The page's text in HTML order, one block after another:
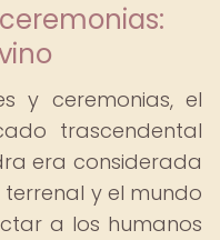
y ceremonias, el
trascendental
era considerada
y el mundo
a los humanos